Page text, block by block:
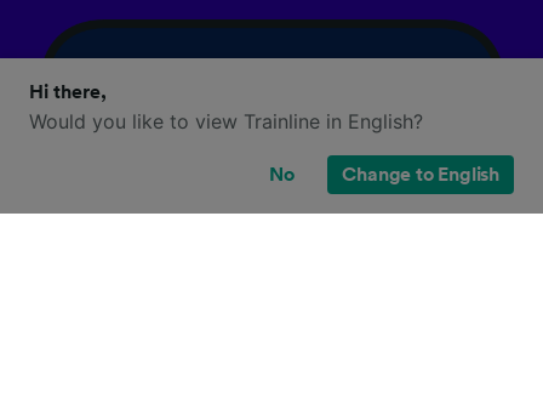
Hi there,
Would you like to view Trainline in English?
No Change to English